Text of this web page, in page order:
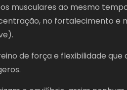
musculares ao mesmo
no fortalecimento e
de força e flexibilidade